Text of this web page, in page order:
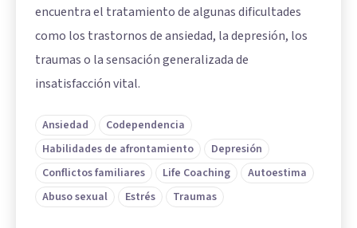
encuentra el tratamiento de algunas dificultades
como los trastornos de ansiedad, la depresión, los
traumas o la sensación generalizada de
insatisfacción vital.
Ansiedad
Codependencia
Habilidades de afrontamiento
Depresión
Conflictos familiares
Life Coaching
Autoestima
Abuso sexual
Estrés Traumas